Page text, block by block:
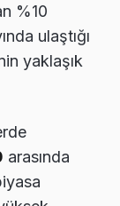
%10
ulaştığı
yaklaşık
arasında